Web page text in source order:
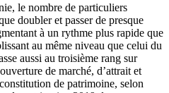
le nombre de particuliers
doubler et passer de presque
à un rythme plus rapide que
au même niveau que celui du
aussi au troisième rang sur
de marché, d’attrait et
de patrimoine, selon